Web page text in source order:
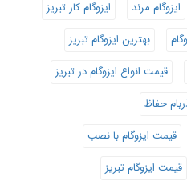
ایزوگام مرند
ایزوگام کار تبریز
بهترین ایزوگام تبریز
قیمت انواع ایزوگام در تبریز
حفاظ
قیمت ایزوگام با نصب
قیمت ایزوگام تبریز